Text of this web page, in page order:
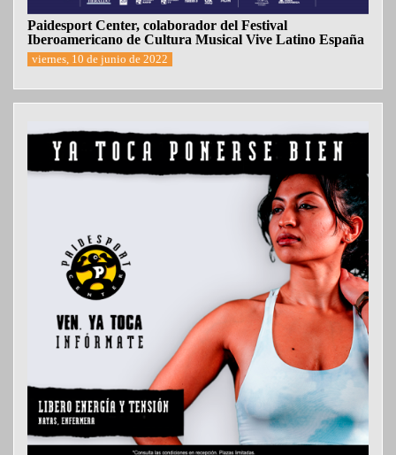
Paidesport Center, colaborador del Festival
Iberoamericano de Cultura Musical Vive Latino España
viernes, 10 de junio de 2022